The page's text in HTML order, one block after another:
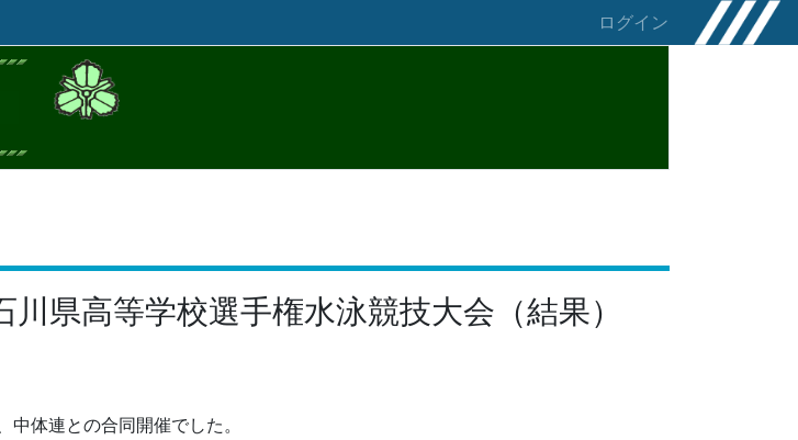
ログイン
川県高等学校選手権水泳競技大会（結果）
中体連との合同開催でした。